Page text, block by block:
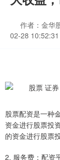
作者：金华
02-28 10:52:31
股票配资是一种
资金进行股票投
的资金进行股票投
2. 服务费：配资